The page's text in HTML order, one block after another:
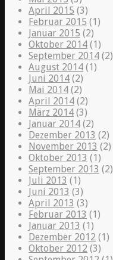
April 2015 (3)
Februar 2015 (1)
Januar 2015 (2)
Oktober 2014 (1)
September 2014 (2)
August 2014 (1)
Juni 2014 (2)
Mai 2014 (2)
April 2014 (2)
März 2014 (3)
Januar 2014 (2)
Dezember 2013 (2)
November 2013 (2)
Oktober 2013 (1)
September 2013 (2)
Juli 2013 (1)
Juni 2013 (3)
April 2013 (3)
Februar 2013 (1)
Januar 2013 (1)
Dezember 2012 (1)
Oktober 2012 (3)